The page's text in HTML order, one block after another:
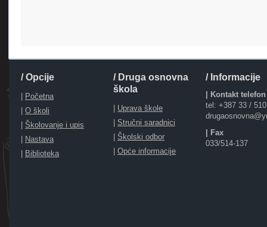
/ Opcije
| Početna
| O školi
| Školovanje i upis
| Nastava
| Biblioteka
/ Druga osnovna
škola
| Uprava škole
| Stručni saradnici
| Školski odbor
| Opće informacije
/ Informacije
| Kontakt telefon
tel: +387 33 /
| Fax
033/514-137